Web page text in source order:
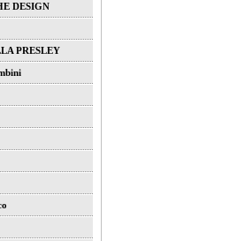
DESIGN
PRESLEY